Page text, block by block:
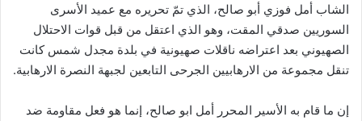
الشاب أمل فوزي أبو صالح، الذي تمّ تحريره مع عميد الأسرى
السوريين صدقي المقت، وهو الذي اعتقل من قبل قوات الاحتلال
الصهيوني بعد اعتراضه ناقلات صهيونية في بلدة مجدل شمس كانت
تنقل مجموعة من الارهابيين الجرحى التابعين لجبهة النصرة الارهابية.
إن ما قام به الأسير المحرر أمل ابو صالح، إنما هو فعل مقاومة ضد